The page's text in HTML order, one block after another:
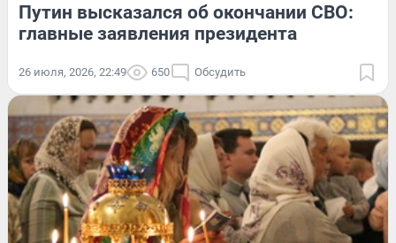
Путин высказался об окончании СВО:
главные заявления президента
26 июля, 2026, 22:49 650 Обсудить